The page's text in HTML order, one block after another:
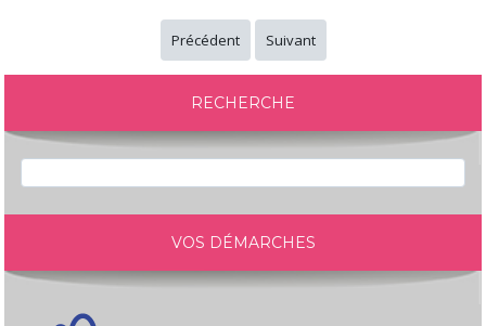
Précédent Suivant
RECHERCHE
VOS DÉMARCHES